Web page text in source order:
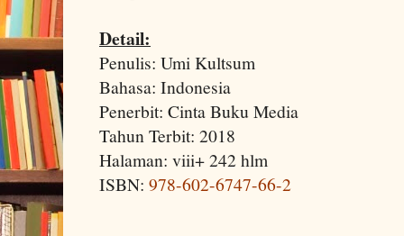
Detail:
Penulis: Umi Kultsum
Bahasa: Indonesia
Penerbit: Cinta Buku Media
Tahun Terbit: 2018
Halaman: viii+ 242 hlm
ISBN: 978-602-6747-66-2